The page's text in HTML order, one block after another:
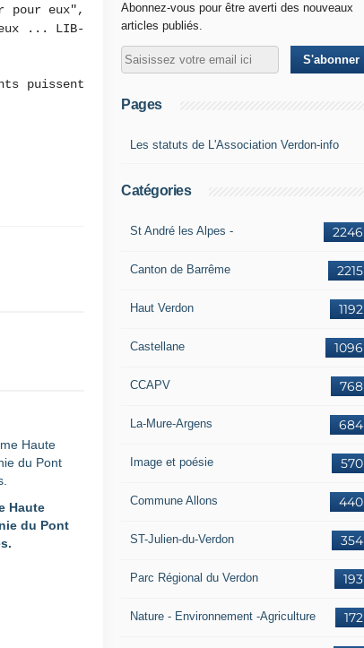
pour eux",
... LIB-
puissent
Haute
du Pont
Abonnez-vous pour être averti des nouveaux
articles publiés.
Pages
Les statuts de L'Association Verdon-info
Catégories
2246
St André les Alpes -
2215
Canton de Barrême
1192
Haut Verdon
1096
Castellane
768
CCAPV
684
La-Mure-Argens
570
Image et poésie
440
Commune Allons
354
ST-Julien-du-Verdon
193
Parc Régional du Verdon
172
Nature - Environnement -Agriculture